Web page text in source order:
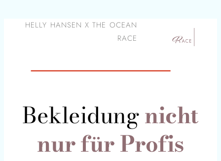
HELLY HANSEN X THE OCEAN
RACE
Bekleidungnicht
nur für Profis